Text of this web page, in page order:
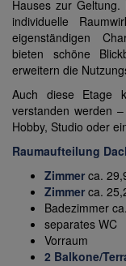
Hauses zur
individuelle
eigenständigen
bieten schöne
erweitern die
Auch diese Etage
verstanden werden
Hobby, Studio oder
Raumaufteilung
Zimmer ca.
Zimmer ca.
Badezimmer
separates WC
Vorraum
2 Balkone/